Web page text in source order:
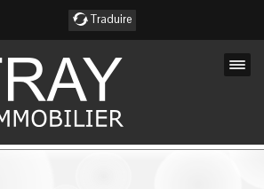
Traduire